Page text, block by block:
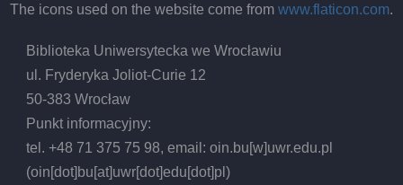
The icons used on the website come from www.flaticon.com.
Biblioteka Uniwersytecka we Wrocławiu
ul. Fryderyka Joliot-Curie 12
50-383 Wrocław
Punkt informacyjny:
tel. +48 71 375 75 98, email:oin.bu[w]uwr.edu.pl
(oin[dot]bu[at]uwr[dot]edu[dot]pl)